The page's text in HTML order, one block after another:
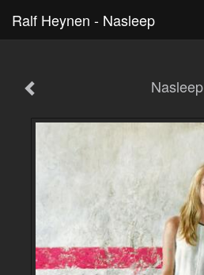
Ralf Heynen - Nasleep
Nasleep